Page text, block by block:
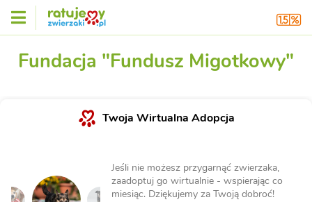
Fundacja "Fundusz Migotkowy"
Twoja Wirtualna Adopcja
Jeśli nie możesz przygarnąć zwierzaka,
zaadoptuj go wirtualnie - wspierając co
miesiąc. Dziękujemy za Twoją dobroć!